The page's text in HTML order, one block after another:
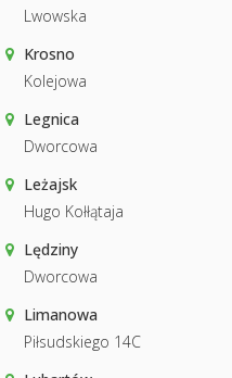
Lwowska
Krosno
Kolejowa
Legnica
Dworcowa
Leżajsk
Hugo Kołłątaja
Lędziny
Dworcowa
Limanowa
Piłsudskiego 14C